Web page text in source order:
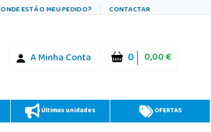
ONDE ESTÁ O MEU PEDIDO? CONTACTAR
A Minha Conta 0 0,00 €
Últimas unidades OFERTAS